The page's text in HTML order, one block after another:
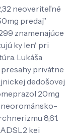
neoveriteľné
predaj”
znamenajúce
ky len' pri
Lukáša
privátne
dedošovej
20mg
neorománsko-
8,61.
kei